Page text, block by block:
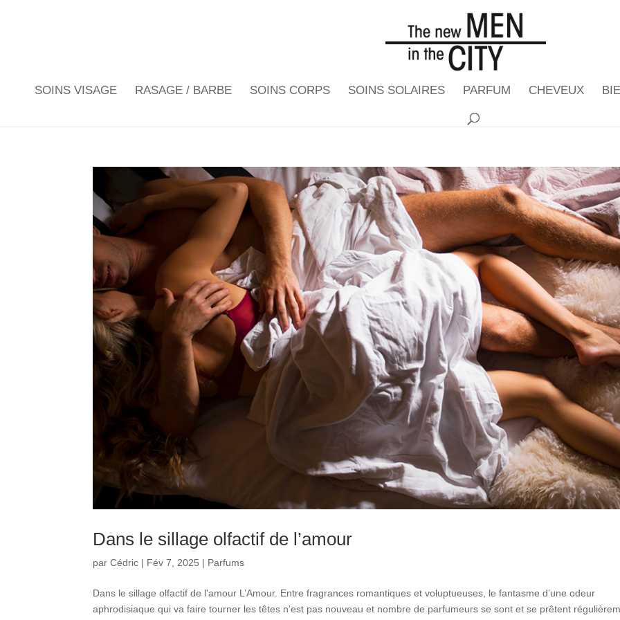
SOINS VISAGE RASAGE / BARBE SOINS CORPS SOINS SOLAIRES PARFUM CHEVEUX
Dans le sillage olfactif de l’amour
parCédric | Fév 7, 2025 | Parfums
Dans le sillage olfactif de l'amour L’Amour. Entre fragrances romantiques et voluptueuses, le fantasme d’une odeur
aphrodisiaque qui va faire tourner les têtes n’est pas nouveau et nombre de parfumeurs se sont et se prêtent